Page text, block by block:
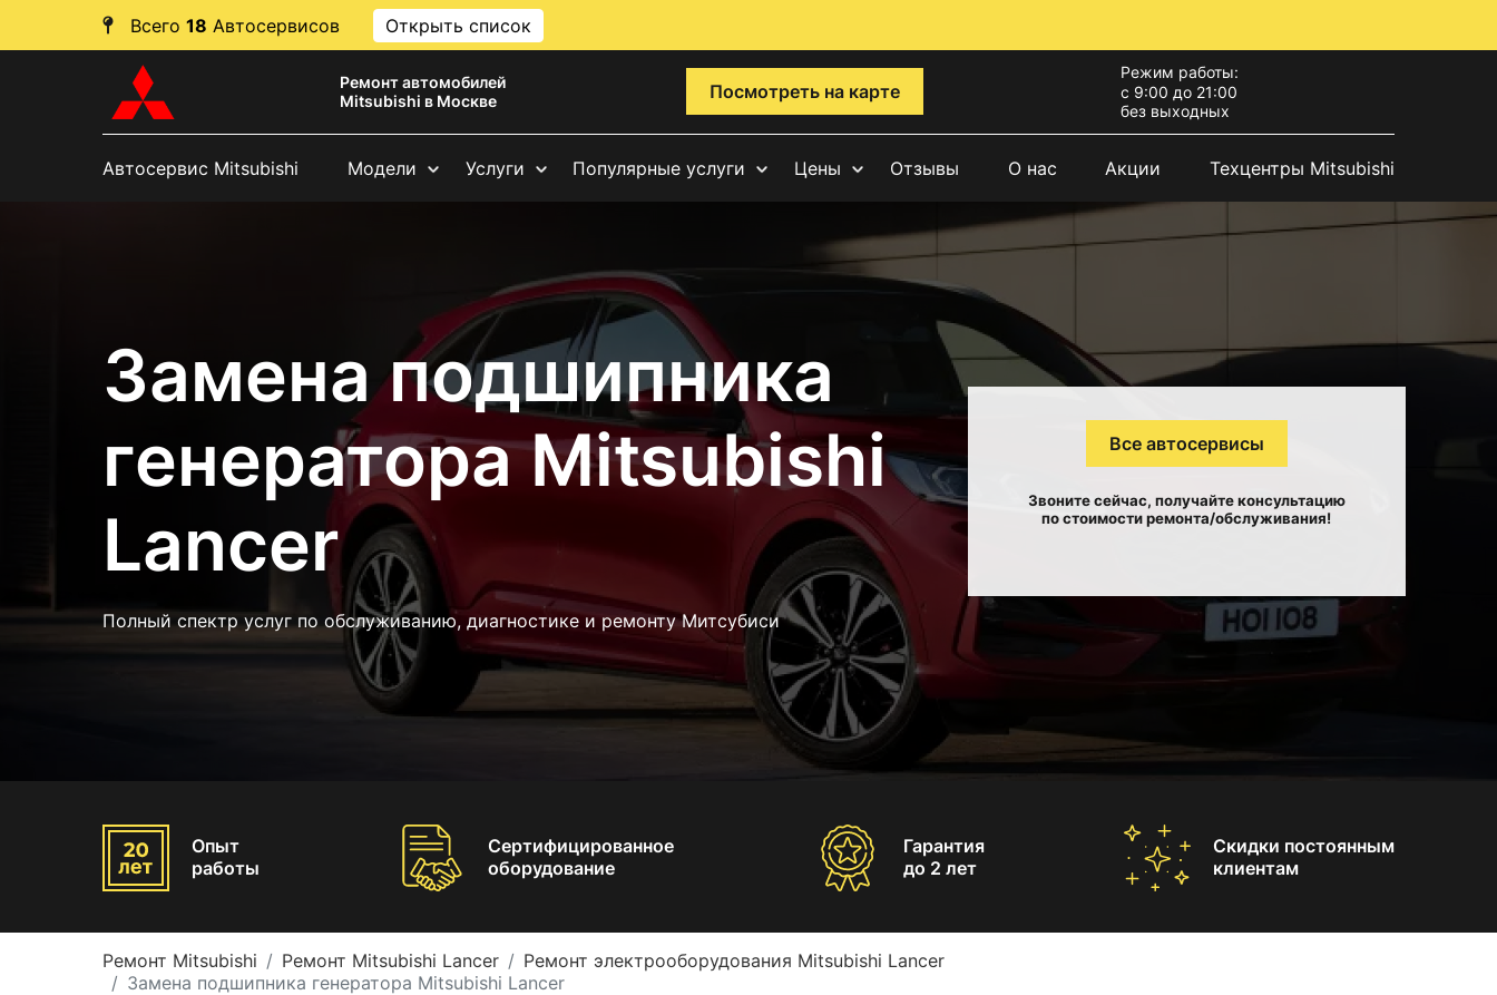
Всего 18 Автосервисов Открыть список
Ремонт автомобилей
Mitsubishi в Москве
Посмотреть на карте
Режим работы:
с 9:00 до 21:00
без выходных
Автосервис Mitsubishi Модели Услуги Популярные услуги Цены Отзывы О нас Акции Техцентры Mitsubishi
Замена подшипника
генератора Mitsubishi
Lancer
Полный спектр услуг по обслуживанию, диагностике и ремонту Митсубиси
Все автосервисы
Звоните сейчас, получайте консультацию
по стоимости ремонта/обслуживания!
Опыт
работы
Сертифицированное
оборудование
Гарантия
до 2 лет
Скидки постоянным
клиентам
Ремонт Mitsubishi Ремонт Mitsubishi Lancer
Ремонт электрооборудования Mitsubishi Lancer
Замена подшипника генератора Mitsubishi Lancer